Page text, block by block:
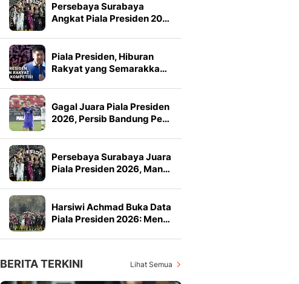
Persebaya Surabaya
Angkat Piala Presiden 20…
Piala Presiden, Hiburan
Rakyat yang Semarakka…
Gagal Juara Piala Presiden
2026, Persib Bandung Pe…
Persebaya Surabaya Juara
Piala Presiden 2026, Man…
Harsiwi Achmad Buka Data
Piala Presiden 2026: Men…
BERITA TERKINI Lihat Semua